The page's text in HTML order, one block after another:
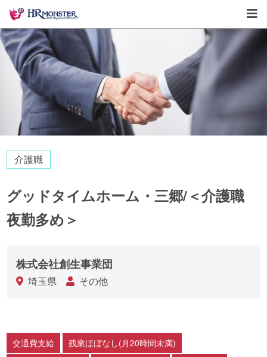
介護職
グッドタイムホーム・三郷/＜介護職
夜勤多め＞
株式会社創生事業団
埼玉県 その他
交通費支給
残業ほぼなし(月20時間未満)